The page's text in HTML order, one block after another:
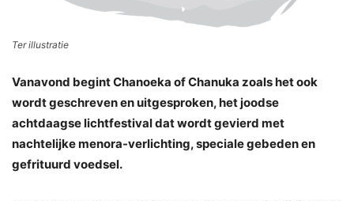
Ter illustratie
Vanavond begint Chanoeka of Chanuka zoals het ook
wordt geschreven en uitgesproken, het joodse
achtdaagse lichtfestival dat wordt gevierd met
nachtelijke menora-verlichting, speciale gebeden en
gefrituurd voedsel.